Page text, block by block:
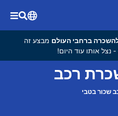
מבצע זה
רכב
שכור בטבי